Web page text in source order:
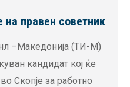
на правен советник
–Македонија (TИ-М)
кандидат кој ќе
Скопје за работно